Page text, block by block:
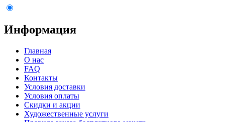
Информация
Главная
О нас
FAQ
Контакты
Условия доставки
Условия оплаты
Скидки и акции
Художественные услуги